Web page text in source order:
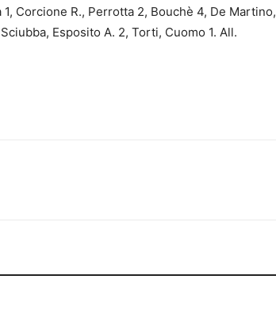
1, Corcione R., Perrotta 2, Bouchè 4, De Martino,
Esposito A. 2, Torti, Cuomo 1. All.